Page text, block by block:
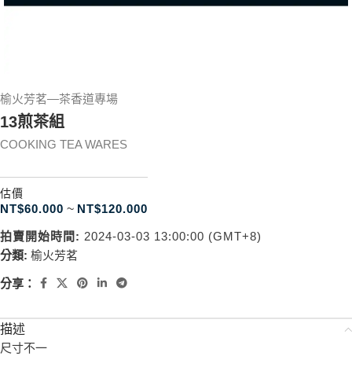
榆火芳茗—茶香道專場
13煎茶組
COOKING TEA WARES
估價
NT$60.000 ~ NT$120.000
拍賣開始時間: 2024-03-03 13:00:00 (GMT+8)
分類: 榆火芳茗
分享：
描述
尺寸不一